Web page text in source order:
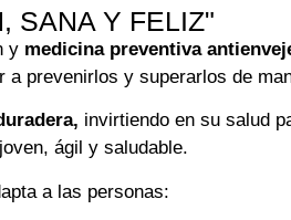
SANA Y FELIZ"
y medicina preventiva
a prevenirlos y superarlos de
invirtiendo en su salud
ágil y saludable.
a las personas: